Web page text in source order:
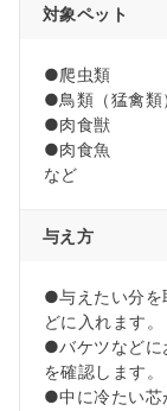
対象ペット
●爬虫類
●鳥類（猛禽類
●肉食獣
●肉食魚
など
与え方
●与えたい分を
どに入れます。
●バケツなどに
を確認します。
●中に冷たい芯